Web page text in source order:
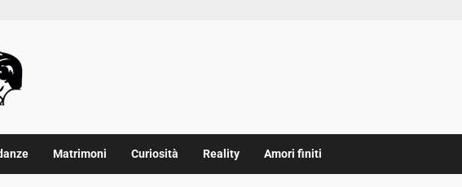
Matrimoni Curiosità Reality Amori finiti